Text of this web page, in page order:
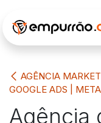
AGÊNCIA
GOOGLE ADS |
Agência